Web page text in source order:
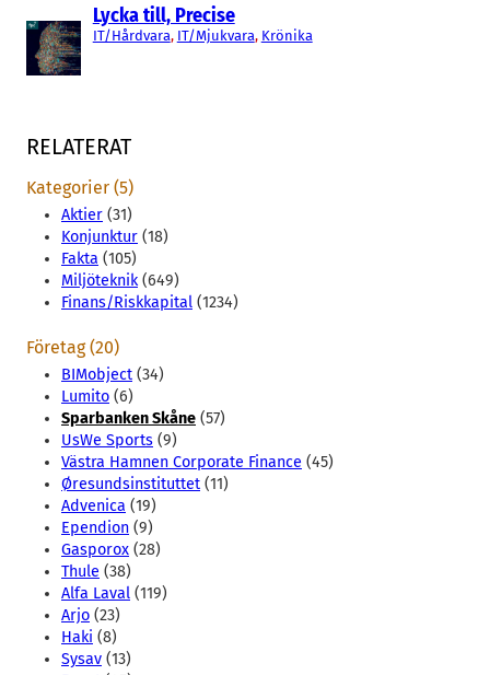
Lycka till, Precise
IT/Hårdvara, IT/Mjukvara, Krönika
RELATERAT
Kategorier (5)
Aktier (31)
Konjunktur (18)
Fakta (105)
Miljöteknik(649)
Finans/Riskkapital (1234)
Företag (20)
BIMobject (34)
Lumito (6)
Sparbanken Skåne (57)
UsWe Sports (9)
Västra Hamnen Corporate Finance (45)
Øresundsinstituttet (11)
Advenica (19)
Ependion (9)
Gasporox (28)
Thule (38)
Alfa Laval (119)
Arjo (23)
Haki (8)
Sysav (13)